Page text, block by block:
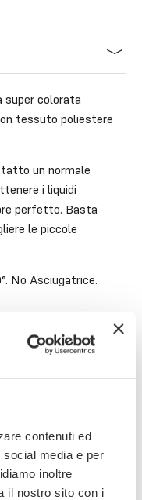
contenuti ed
social media e per
inoltre
il nostro sito con i
super colorata
tessuto poliestere
un normale
i liquidi
perfetto. Basta
le piccole
No Asciugatrice.
Filato
rende il prodotto
10% sul